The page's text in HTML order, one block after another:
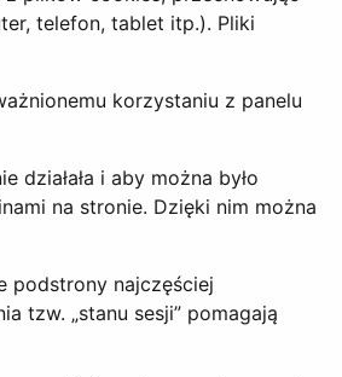
telefon, tablet itp.). Pliki
korzystaniu z panelu
i aby można było
na stronie. Dzięki nim można
podstrony najczęściej
tzw. „stanu sesji” pomagają